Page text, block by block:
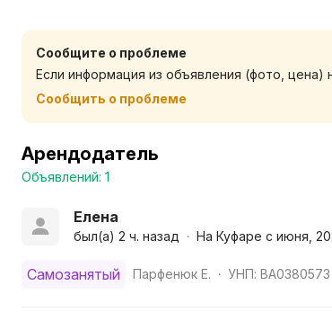
полотенец,посуда.В каждой комнате
остановка общественного транспорта,
вокруг дома ,супермаркет "Санта",
, спортивный зал, салоны
на машине 10 минут(аллея фонарей,улица
известность).Цена проживания зависит от
меняться в выходные и праздничный дни.
Сообщите о проблеме
Если информация из объявления (фото, цена)
Сообщить о проблеме
Арендодатель
Объявлений: 1
Елена
был(а) 2 ч. назад • На Куфаре с июня,
Самозанятый Парфенюк Е. • УНП: BA0380573